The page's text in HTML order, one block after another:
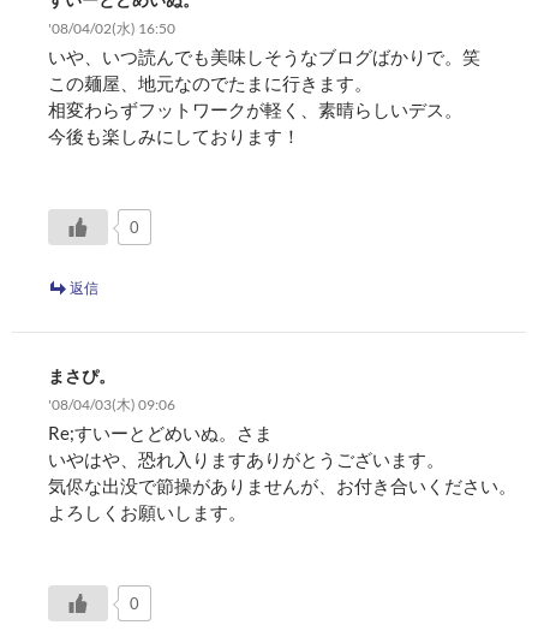
'08/04/02(水) 16:50
いや、いつ読んでも美味しそうなブログばかりで。笑
この麺屋、地元なのでたまに行きます。
相変わらずフットワークが軽く、素晴らしいデス。
今後も楽しみにしております！
0
返信
まさぴ。
'08/04/03(木) 09:06
Re;すいーとどめいぬ。さま
いやはや、恐れ入りますありがとうございます。
気侭な出没で節操がありませんが、お付き合いください。
よろしくお願いします。
0